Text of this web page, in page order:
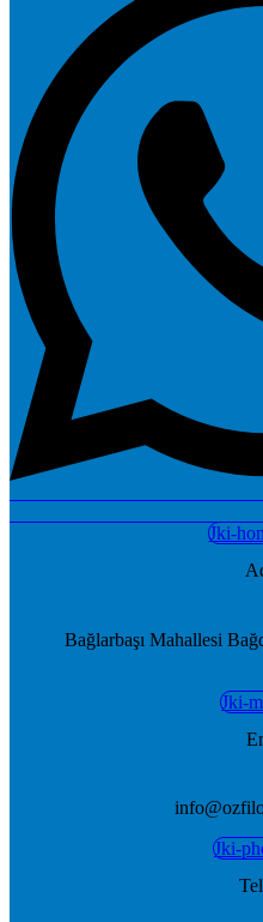
Jki-
Bağlarbaşı Mahallesi
Jki-
Jki-